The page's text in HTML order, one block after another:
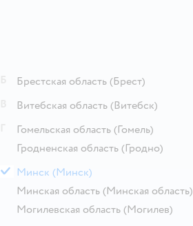
Брестская область (Брест)
Витебская область (Витебск)
Гомельская область (Гомель)
Гродненская область (Гродно)
М Минск (Минск)
Минская область (Минская область)
Могилевская область (Могилев)